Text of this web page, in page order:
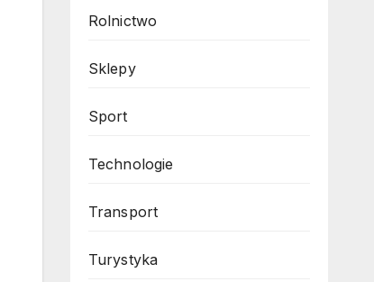
Rolnictwo
Sklepy
Sport
Technologie
Transport
Turystyka